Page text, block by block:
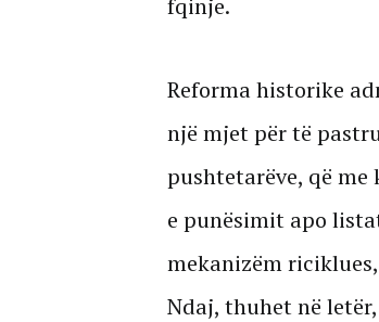
Reforma historike
një mjet për të
pushtetarëve, që
e punësimit apo
mekanizëm
Ndaj, thuhet në